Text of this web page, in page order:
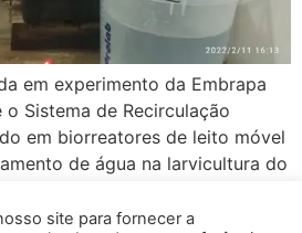
em experimento da Embrapa
Sistema de Recirculação
em biorreatores de leito móvel
de água na larvicultura do
e degradação de compostos
site para fornecer a